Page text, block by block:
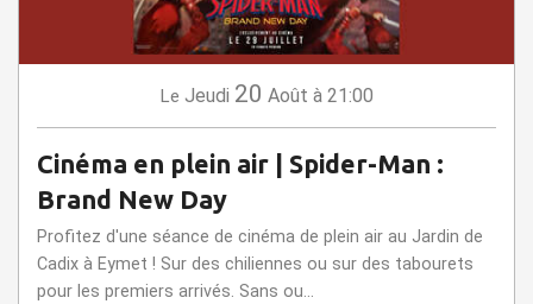
Le Jeudi 20 Août à 21:00
Cinéma en plein air | Spider-Man :
Brand New Day
Profitez d'une séance de cinéma de plein air au Jardin de
Cadix à Eymet ! Sur des chiliennes ou sur des tabourets
pour les premiers arrivés. Sans ou...